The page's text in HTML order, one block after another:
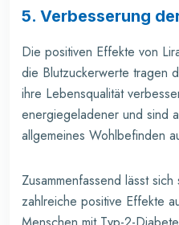
5. Verbesserung
Die positiven Effekte von
die Blutzuckerwerte tragen
ihre Lebensqualität
energiegeladener und sind
allgemeines Wohlbefinden
Zusammenfassend lässt
zahlreiche positive Effekte